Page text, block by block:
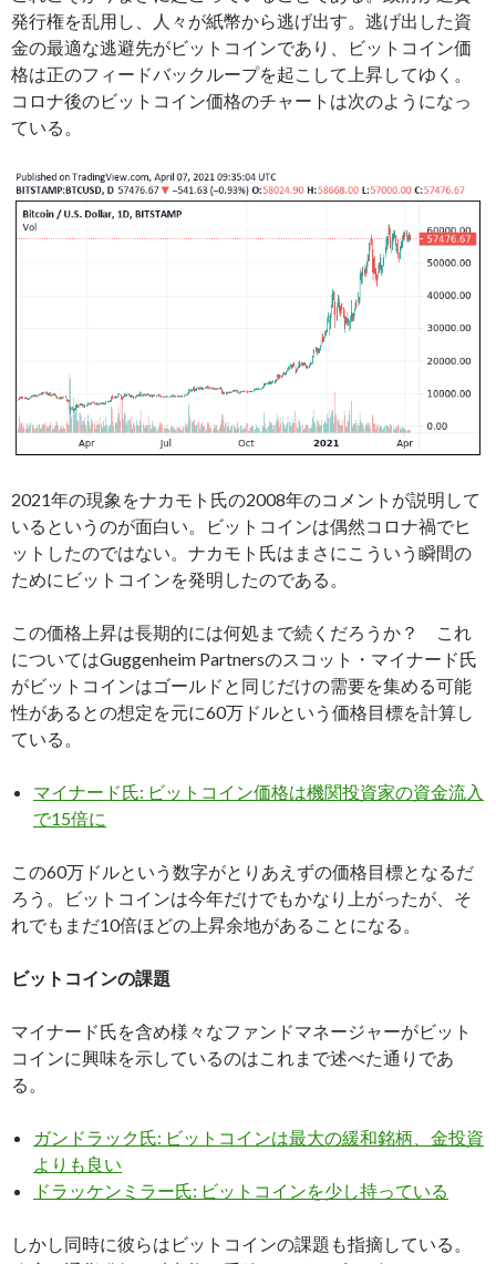
発行権を乱用し、人々が紙幣から逃げ出す。逃げ出した資
金の最適な逃避先がビットコインであり、ビットコイン価
格は正のフィードバックループを起こして上昇してゆく。
コロナ後のビットコイン価格のチャートは次のようになっ
ている。
2021年の現象をナカモト氏の2008年のコメントが説明して
いるというのが面白い。ビットコインは偶然コロナ禍でヒ
ットしたのではない。ナカモト氏はまさにこういう瞬間の
ためにビットコインを発明したのである。
この価格上昇は長期的には何処まで続くだろうか？ これ
についてはGuggenheim Partnersのスコット・マイナード氏
がビットコインはゴールドと同じだけの需要を集める可能
性があるとの想定を元に60万ドルという価格目標を計算し
ている。
マイナード氏: ビットコイン価格は機関投資家の資金流入
で15倍に
この60万ドルという数字がとりあえずの価格目標となるだ
ろう。ビットコインは今年だけでもかなり上がったが、そ
れでもまだ10倍ほどの上昇余地があることになる。
ビットコインの課題
マイナード氏を含め様々なファンドマネージャーがビット
コインに興味を示しているのはこれまで述べた通りであ
る。
ガンドラック氏: ビットコインは最大の緩和銘柄、金投資
よりも良い
ドラッケンミラー氏: ビットコインを少し持っている
しかし同時に彼らはビットコインの課題も指摘している。